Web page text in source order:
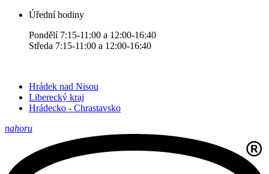
Úřední hodiny
Pondělí 7:15-11:00 a 12:00-16:40
Středa 7:15-11:00 a 12:00-16:40
Hrádek nad Nisou
Liberecký kraj
Hrádecko - Chrastavsko
nahoru